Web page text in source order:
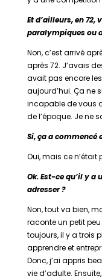
Et d’ailleurs, en
paralympiques ou
Non, c’est arrivé
après 72. J’avais
avait pas encore
aujourd’hui. Ça ne
incapable de vous
de l’époque. Je ne
Si, ça a commencé
Oui, mais ce
Ok. Est-ce qu’il y a
adresser ?
Non, tout va bien,
raconte un petit
toujours, il y a trois
apprendre et
Donc, j’ai appris
vie d’adulte.